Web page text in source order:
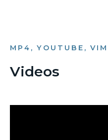
MP4, YOUTUBE,
Videos